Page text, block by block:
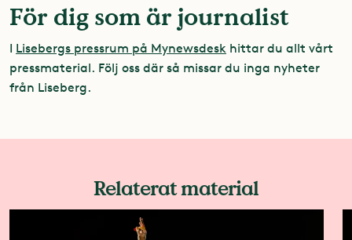
För dig som är journalist
I Lisebergs pressrum på Mynewsdesk hittar du allt vårt
pressmaterial. Följ oss där så missar du inga nyheter
från Liseberg.
Relaterat material